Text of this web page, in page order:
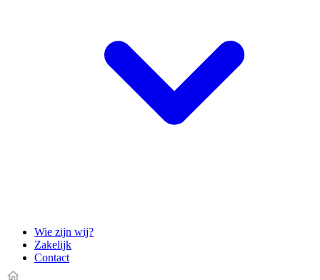
Wie zijn wij?
Zakelijk
Contact